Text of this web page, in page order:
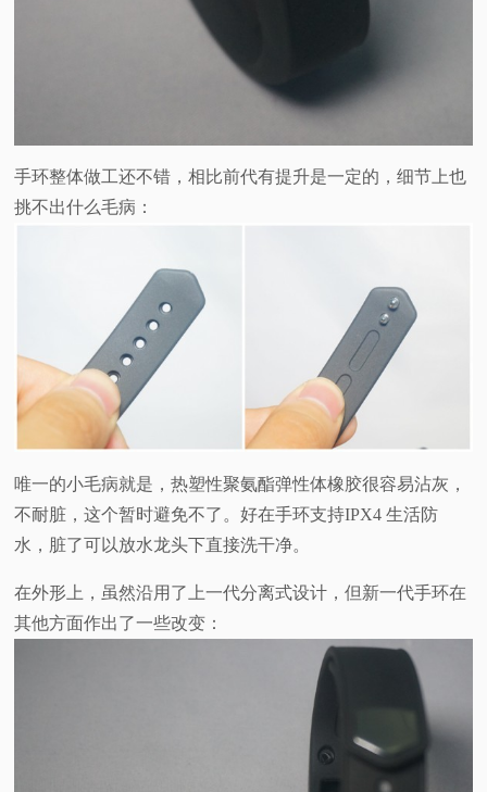
手环整体做工还不错，相比前代有提升是一定的，细节上也
挑不出什么毛病：
唯一的小毛病就是，热塑性聚氨酯弹性体橡胶很容易沾灰，
不耐脏，这个暂时避免不了。好在手环支持IPX4 生活防
水，脏了可以放水龙头下直接洗干净。
在外形上，虽然沿用了上一代分离式设计，但新一代手环在
其他方面作出了一些改变：